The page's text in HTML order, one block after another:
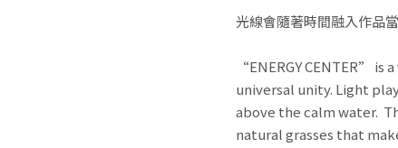
光線會隨著時間融入作品
“ENERGY CENTER”
universal unity. Light
above the calm water.
natural grasses that